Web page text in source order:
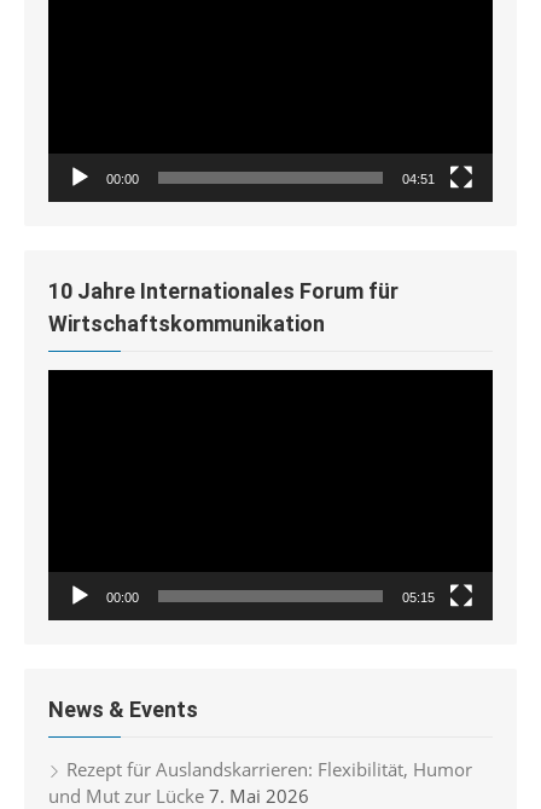
00:00 04:51
10 Jahre Internationales Forum für
Wirtschaftskommunikation
00:00 05:15
News & Events
Rezept für Auslandskarrieren: Flexibilität, Humor
und Mut zur Lücke 7. Mai 2026